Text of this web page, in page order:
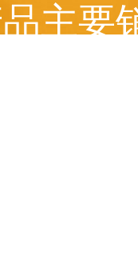
主要